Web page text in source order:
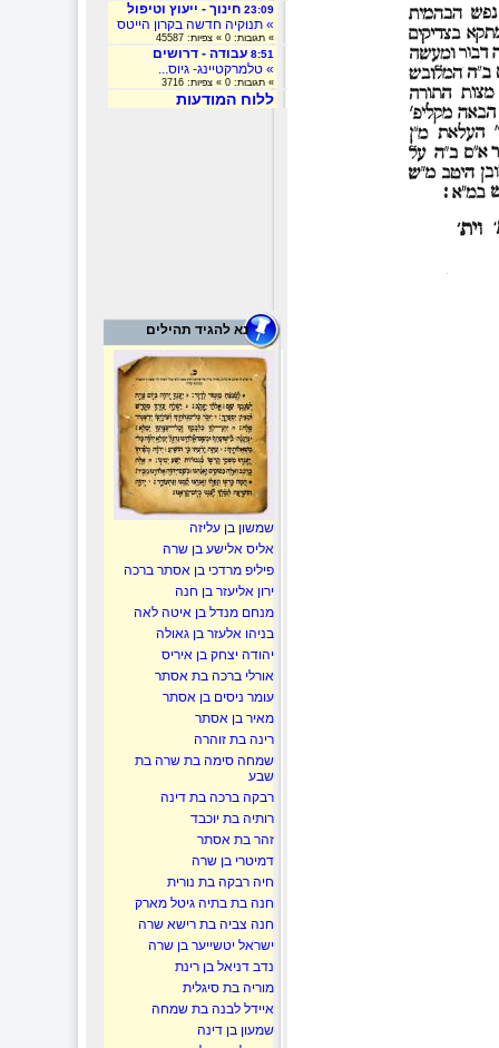
23:09 חינוך - ייעוץ וטיפול
» תנוקיה חדשה בקרון הייטס
» תגובות: 0 » צפיות: 45587
8:51 עבודה - דרושים
» טלמרקטיינג- גיוס...
» תגובות: 0 » צפיות: 3716
ללוח המודעות
נא להגיד תהילים
שמשון בן עליזה
אליס אלישע בן שרה
פיליפ מרדכי בן אסתר ברכה
ירון אליעזר בן חנה
מנחם מנדל בן איטה לאה
בניהו אלעזר בן גאולה
יהודה יצחק בן איריס
אורלי ברכה בת אסתר
עומר ניסים בן אסתר
מאיר בן אסתר
רינה בת זוהרה
שמחה סימה בת שרה בת
שבע
רבקה ברכה בת דינה
רותיה בת יוכבד
זהר בת אסתר
דמיטרי בן שרה
חיה רבקה בת נורית
חנה בת בתיה גיטל מארק
חנה צביה בת רישא שרה
ישראל יטשייער בן שרה
נדב דניאל בן רינת
מוריה בת סיגלית
איידל לבנה בת שמחה
שמעון בן דינה